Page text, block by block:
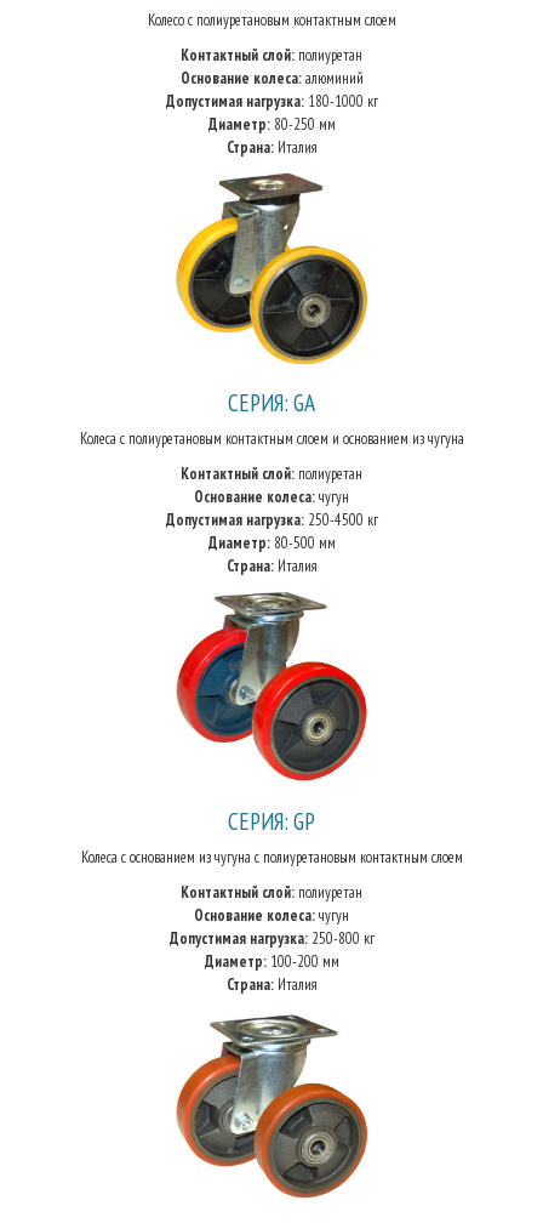
Колесо с полиуретановым контактным слоем
Контактный слой: полиуретан
Основание колеса:алюминий
Допустимая нагрузка:180-1000 кг
Диаметр:80-250 мм
Страна:Италия
СЕРИЯ: GA
Колеса с полиуретановым контактным слоем и основанием из чугуна
Контактный слой: полиуретан
Основание колеса:чугун
Допустимая нагрузка:250-4500 кг
Диаметр:80-500 мм
Страна:Италия
СЕРИЯ: GP
Колеса с основанием из чугуна с полиуретановым контактным слоем
Контактный слой: полиуретан
Основание колеса:чугун
Допустимая нагрузка:250-800 кг
Диаметр:100-200 мм
Страна:Италия